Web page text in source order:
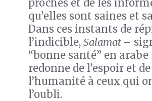
proches et de les
qu’elles sont saines et
Dans ces instants de
l’indicible, Salamat –
“bonne santé” en arabe
redonne de l’espoir et de
l’humanité à ceux qui
l’oubli.